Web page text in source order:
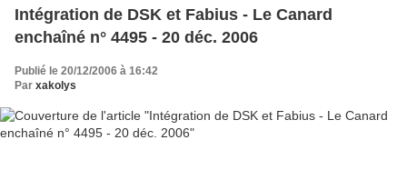
Intégration de DSK et Fabius - Le Canard
enchaîné n° 4495 - 20 déc. 2006
Publié le 20/12/2006 à 16:42
Par xakolys